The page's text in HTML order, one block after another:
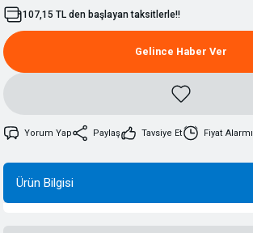
107,15 TL den başlayan taksitlerle!!
Gelince Haber Ver
Yorum Yap Paylaş Tavsiye Et Fiyat Alarmı
Ürün Bilgisi